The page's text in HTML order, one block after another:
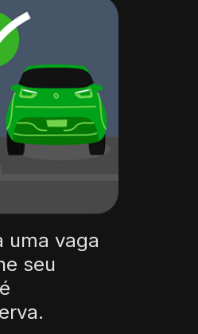
uma vaga
seu